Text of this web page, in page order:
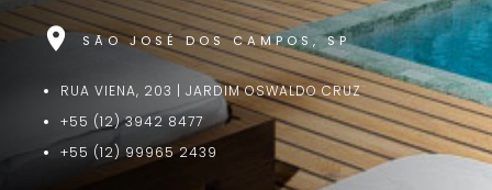
location_on SÃO JOSÉ DOS CAMPOS, SP
RUA VIENA, 203 | JARDIM OSWALDO CRUZ
+55 (12) 3942 8477
+55 (12) 99965 2439